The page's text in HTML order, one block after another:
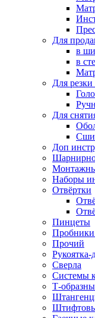
Для
в
в
Для
Для
Доп
Наборы
Отвёртки
Пинцеты
Прочий
Сверла
Системы
Т-